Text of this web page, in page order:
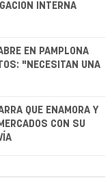
INTERNA
EN PAMPLONA
"NECESITAN UNA
QUE ENAMORA Y
CON SU